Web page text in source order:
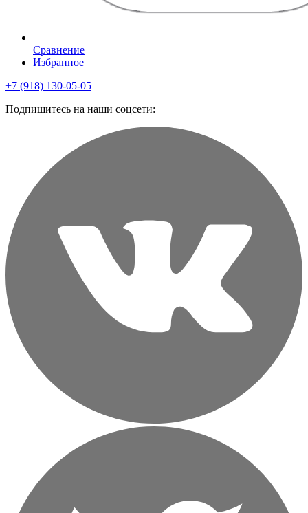
Сравнение
Избранное
+7 (918) 130-05-05
Подпишитесь на наши соцсети: